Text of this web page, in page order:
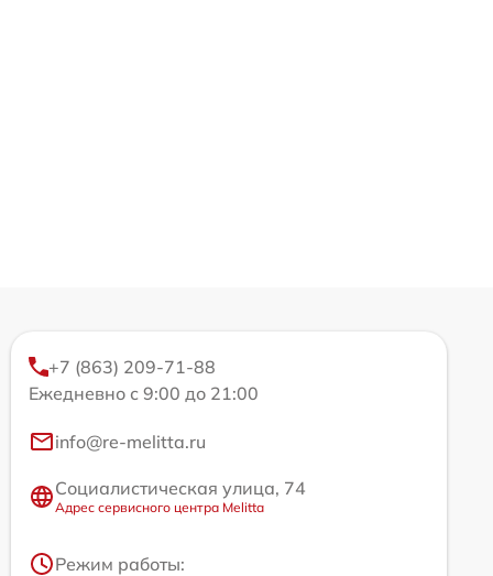
+7 (863) 209-71-88
Ежедневно с 9:00 до 21:00
info@re-melitta.ru
Социалистическая улица, 74
Адрес сервисного центра Melitta
Режим работы: